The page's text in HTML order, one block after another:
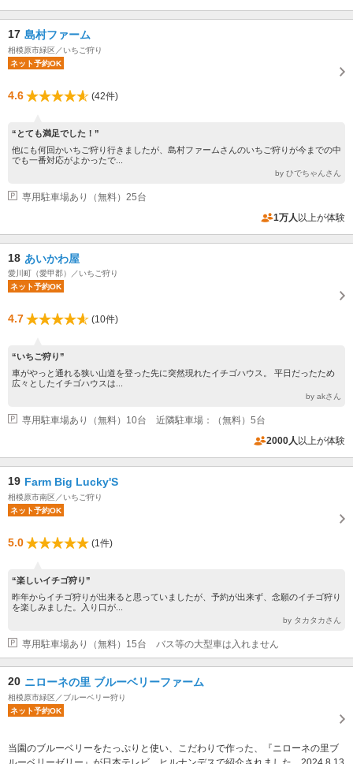
17 島村ファーム
相模原市緑区／いちご狩り
ネット予約OK
4.6 (42件)
“とても満足でした！”
他にも何回かいちご狩り行きましたが、島村ファームさんのいちご狩りが今までの中
でも一番対応がよかったで...
by ひでちゃんさん
専用駐車場あり（無料）25台
1万人 以上が体験
18 あいかわ屋
愛川町（愛甲郡）／いちご狩り
ネット予約OK
4.7 (10件)
“いちご狩り”
車がやっと通れる狭い山道を登った先に突然現れたイチゴハウス。 平日だったため
広々としたイチゴハウスは...
by akさん
専用駐車場あり（無料）10台 近隣駐車場：（無料）5台
2000人 以上が体験
19 Farm Big Lucky'S
相模原市南区／いちご狩り
ネット予約OK
5.0 (1件)
“楽しいイチゴ狩り”
昨年からイチゴ狩りが出来ると思っていましたが、予約が出来ず、念願のイチゴ狩り
を楽しみました。入り口が...
by タカタカさん
専用駐車場あり（無料）15台 バス等の大型車は入れません
20 ニローネの里 ブルーベリーファーム
相模原市緑区／ブルーベリー狩り
ネット予約OK
当園のブルーベリーをたっぷりと使い、こだわりで作った、『ニローネの里ブ